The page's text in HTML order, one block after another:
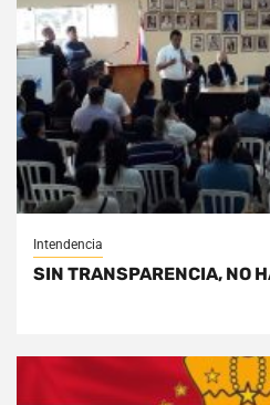
Intendencia
SIN TRANSPARENCIA, NO